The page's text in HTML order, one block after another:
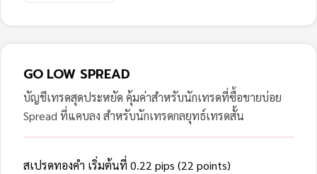
GO LOW SPREAD
บัญชีเทรดสุดประหยัด คุ้มค่าสำหรับนักเทรดที่ซื้อขายบ่อย
Spread ที่แคบลง สำหรับนักเทรดกลยุทธ์เทรดสั้น
สเปรดทองคำ เริ่มต้นที่ 0.22 pips (22 points)